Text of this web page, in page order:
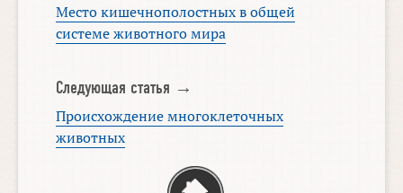
Место кишечнополостных в общей
системе животного мира
Следующая статья →
Происхождение многоклеточных
животных